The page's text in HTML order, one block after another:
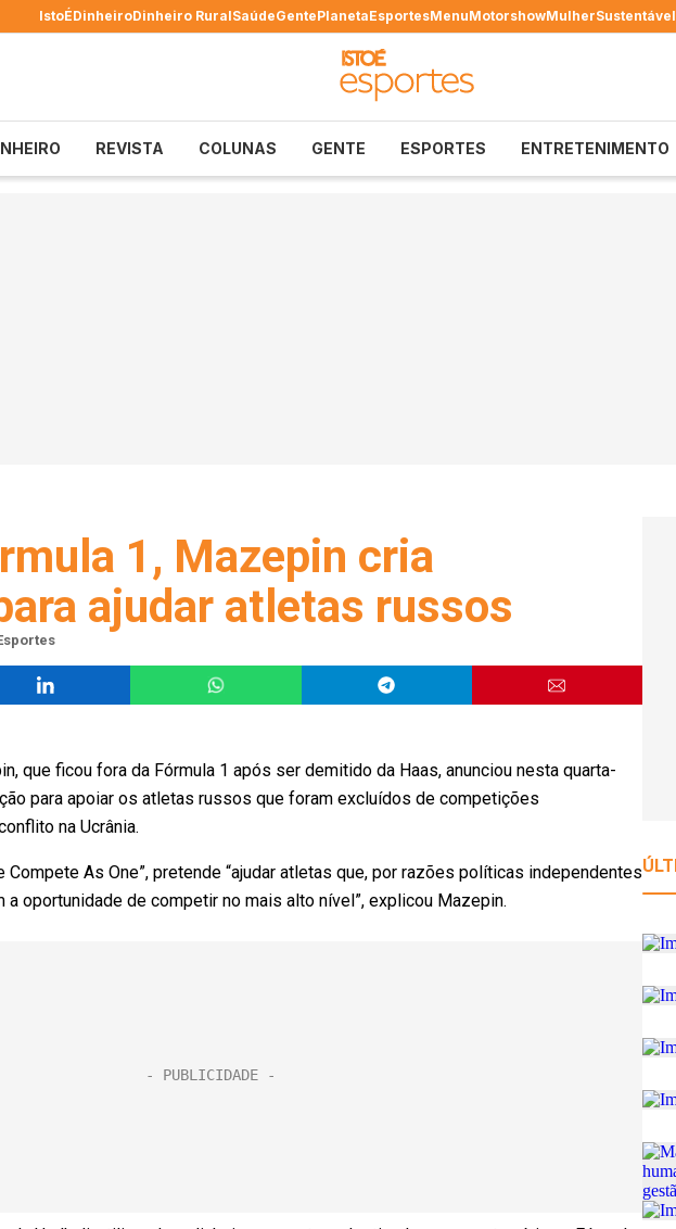
IstoÉDinheiroDinheiro RuralSaúdeGentePlanetaEsportesMenuMotorshowMulherSustentável
REVISTA COLUNAS GENTE ESPORTES ENTRETENIMENTO
1, Mazepin cria
ajudar atletas russos
que ficou fora da Fórmula 1 após ser demitido da Haas, anunciou nesta quarta-
para apoiar os atletas russos que foram excluídos de competições
na Ucrânia.
Compete As One”, pretende “ajudar atletas que, por razões políticas independentes
a oportunidade de competir no mais alto nível”, explicou Mazepin.